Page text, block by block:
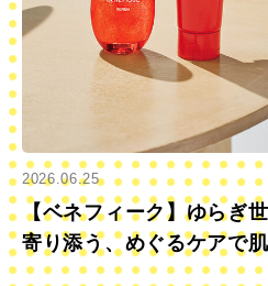
2026.06.25
【ベネフィーク】ゆらぎ
寄り添う、めぐるケアで
きに